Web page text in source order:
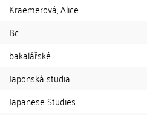
Kraemerová, Alice
Bc.
bakalářské
Japonská studia
Japanese Studies